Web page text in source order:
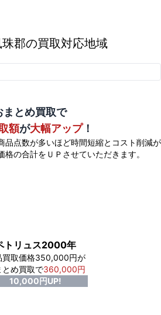
郡の買取対応地域
まとめ買取で
額が大幅アップ！
品点数が多いほど時間短縮とコスト削減が
格の合計をＵＰさせていただきます。
トリュス2000年
買取価格350,000円が
とめ買取で360,000円
10,000円UP!